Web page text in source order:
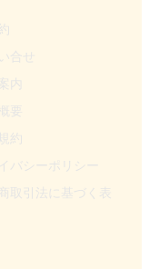
合せ
内
要
約
バシーポリシー
取引法に基づく表